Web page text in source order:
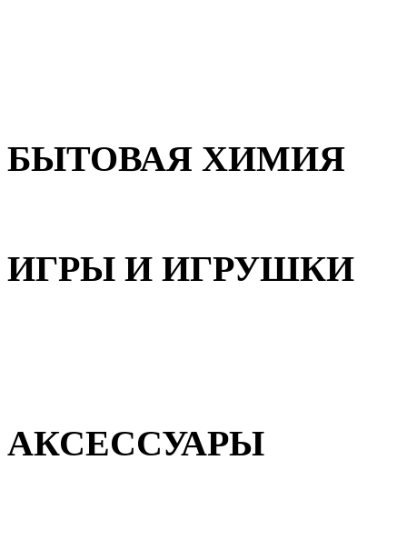
БЫТОВАЯ ХИМИЯ
ИГРЫ И ИГРУШКИ
АКСЕССУАРЫ